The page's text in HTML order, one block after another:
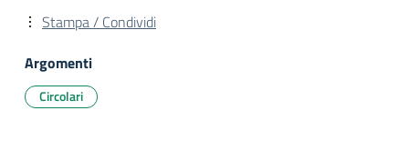
Stampa / Condividi
Argomenti
Circolari